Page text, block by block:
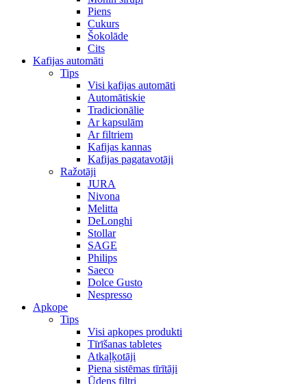
Piens
Cukurs
Šokolāde
Cits
Kafijas automāti
Tips
Visi kafijas automāti
Automātiskie
Tradicionālie
Ar kapsulām
Ar filtriem
Kafijas kannas
Kafijas pagatavotāji
Ražotāji
JURA
Nivona
Melitta
DeLonghi
Stollar
SAGE
Philips
Saeco
Dolce Gusto
Nespresso
Apkope
Tips
Visi apkopes produkti
Tīrīšanas tabletes
Atkaļķotāji
Piena sistēmas tīrītāji
Ūdens filtri